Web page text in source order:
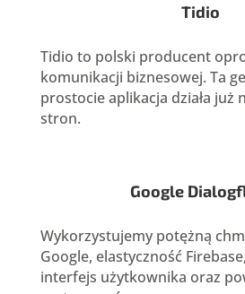
Tidio
Tidio to polski producent
komunikacji biznesowej. Ta
prostocie aplikacja działa już
stron.
Google
Wykorzystujemy potężną
Google, elastyczność
interfejs użytkownika oraz